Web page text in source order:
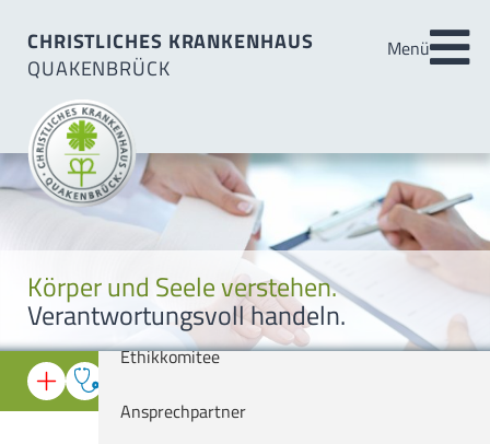
Menü
CHRISTLICHES KRANKENHAUS
QUAKENBRÜCK
Körper und Seele verstehen.
Verantwortungsvoll handeln.
Über uns
Startseite
Patienten & Besucher
Medizin
Pflege & Prävention
Über uns
Notfall-Informationen
Aktuell
Veranstaltungen
Leitbild
Organisation
Ethikkomitee
Ansprechpartner